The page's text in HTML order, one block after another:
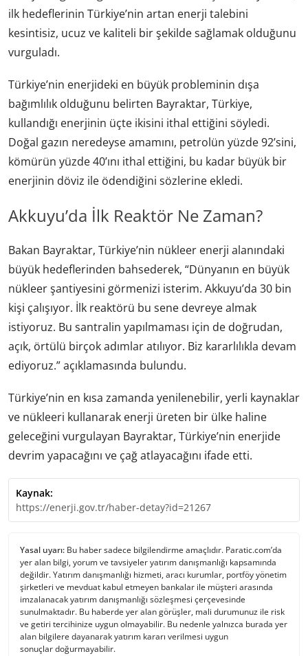
ilk hedeflerinin Türkiye’nin artan enerji talebini
kesintisiz, ucuz ve kaliteli bir şekilde sağlamak olduğunu
vurguladı.
Türkiye’nin enerjideki en büyük probleminin dışa
bağımlılık olduğunu belirten Bayraktar, Türkiye,
kullandığı enerjinin üçte ikisini ithal ettiğini söyledi.
Doğal gazın neredeyse amamını, petrolün yüzde 92’sini,
kömürün yüzde 40’ını ithal ettiğini, bu kadar büyük bir
enerjinin döviz ile ödendiğini sözlerine ekledi.
Akkuyu’da İlk Reaktör Ne Zaman?
Bakan Bayraktar, Türkiye’nin nükleer enerji alanındaki
büyük hedeflerinden bahsederek, “Dünyanın en büyük
nükleer şantiyesini görmenizi isterim. Akkuyu’da 30 bin
kişi çalışıyor. İlk reaktörü bu sene devreye almak
istiyoruz. Bu santralin yapılmaması için de doğrudan,
açık, örtülü birçok adımlar atılıyor. Biz kararlılıkla devam
ediyoruz.” açıklamasında bulundu.
Türkiye’nin en kısa zamanda yenilenebilir, yerli kaynaklar
ve nükleeri kullanarak enerji üreten bir ülke haline
geleceğini vurgulayan Bayraktar, Türkiye’nin enerjide
devrim yapacağını ve çağ atlayacağını ifade etti.
Kaynak:
https://enerji.gov.tr/haber-detay?id=21267
Yasal uyarı: Bu haber sadece bilgilendirme amaçlıdır. Paratic.com’da
yer alan bilgi, yorum ve tavsiyeler yatırım danışmanlığı kapsamında
değildir. Yatırım danışmanlığı hizmeti, aracı kurumlar, portföy yönetim
şirketleri ve mevduat kabul etmeyen bankalar ile müşteri arasında
imzalanacak yatırım danışmanlığı sözleşmesi çerçevesinde
sunulmaktadır. Bu haberde yer alan görüşler, mali durumunuz ile risk
ve getiri tercihinize uygun olmayabilir. Bu nedenle yalnızca burada yer
alan bilgilere dayanarak yatırım kararı verilmesi uygun
sonuçlar doğurmayabilir.